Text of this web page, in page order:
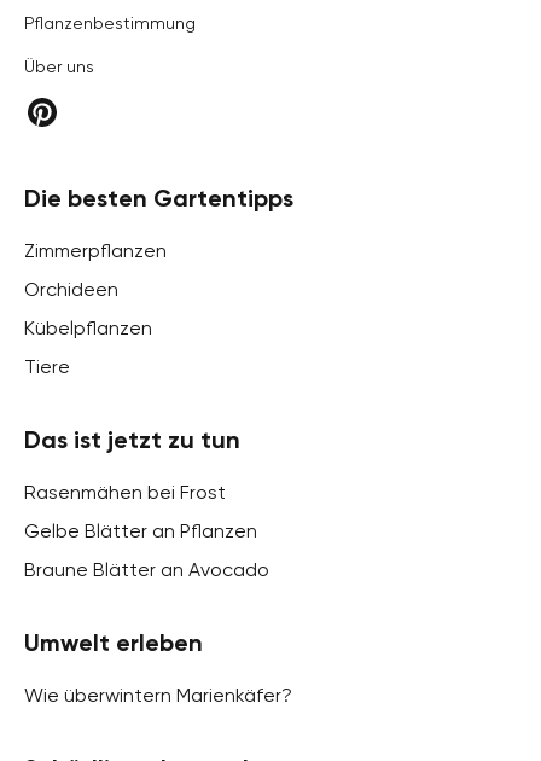
Pflanzenbestimmung
Über uns
Die besten Gartentipps
Zimmerpflanzen
Orchideen
Kübelpflanzen
Tiere
Das ist jetzt zu tun
Rasenmähen bei Frost
Gelbe Blätter an Pflanzen
Braune Blätter an Avocado
Umwelt erleben
Wie überwintern Marienkäfer?